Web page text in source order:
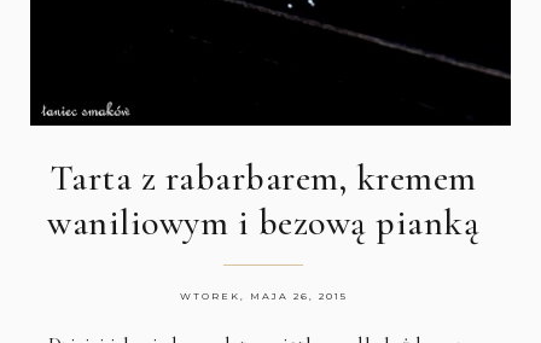
Tarta z rabarbarem, kremem
waniliowym i bezową pianką
WTOREK, MAJA 26, 2015